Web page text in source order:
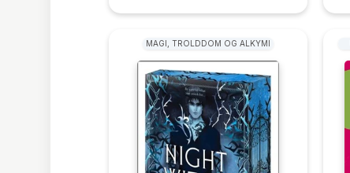
MAGI, TROLDDOM OG ALKYMI